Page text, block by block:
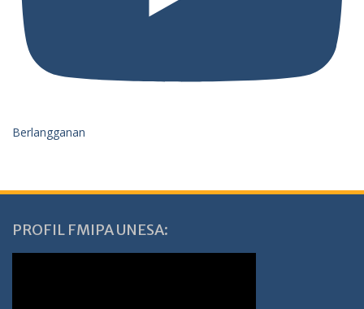
Berlangganan
PROFIL FMIPA UNESA: